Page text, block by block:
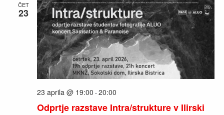
ČET
23
Odprtje razstave Intra/strukture v Ilirski
23 aprila @ 19:00 -20:00